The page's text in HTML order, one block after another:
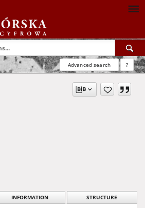
Advanced search ?
INFORMATION STRUCTURE